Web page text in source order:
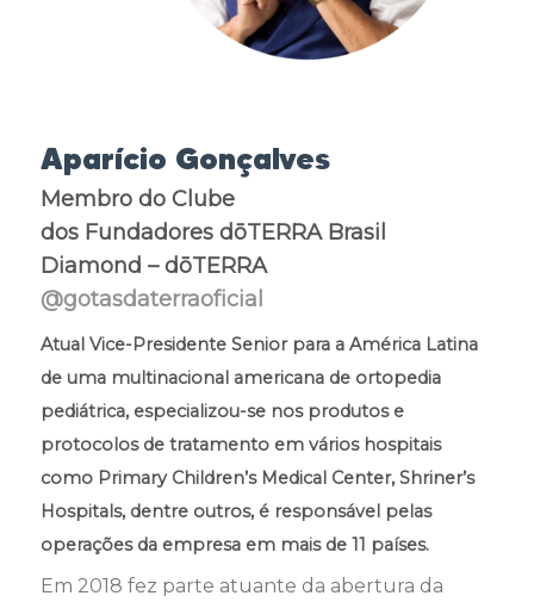
Aparício Gonçalves
Membro do Clube
dos Fundadores dōTERRA Brasil
Diamond – dōTERRA
@gotasdaterraoficial
Atual Vice-Presidente Senior para a América Latina
de uma multinacional americana de ortopedia
pediátrica, especializou-se nos produtos e
protocolos de tratamento em vários hospitais
como Primary Children’s Medical Center, Shriner’s
Hospitals, dentre outros, é responsável pelas
operações da empresa em mais de 11 países.
Em 2018 fez parte atuante da abertura da